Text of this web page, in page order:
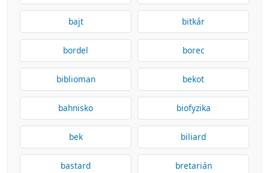
bajt bitkár
bordel borec
biblioman bekot
bahnisko biofyzika
bek biliard
bastard bretarián